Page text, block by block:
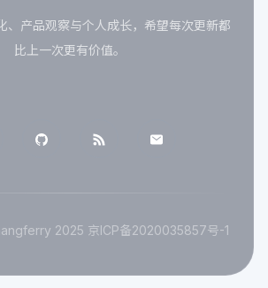
、产品观察与个人成长，希望每次更新都
比上一次更有价值。
2025 京ICP备2020035857号-1